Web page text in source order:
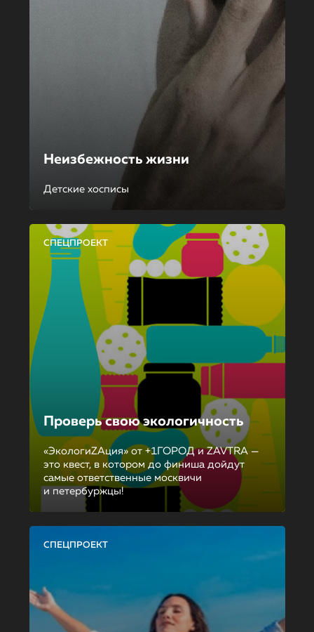
Неизбежность жизни
Детские хосписы
СПЕЦПРОЕКТ
Проверь свою экологичность
«ЭкологиZAция» от +1ГОРОД и ZAVTRA —
это квест, в котором до финиша дойдут
самые ответственные москвичи
и петербуржцы!
СПЕЦПРОЕКТ